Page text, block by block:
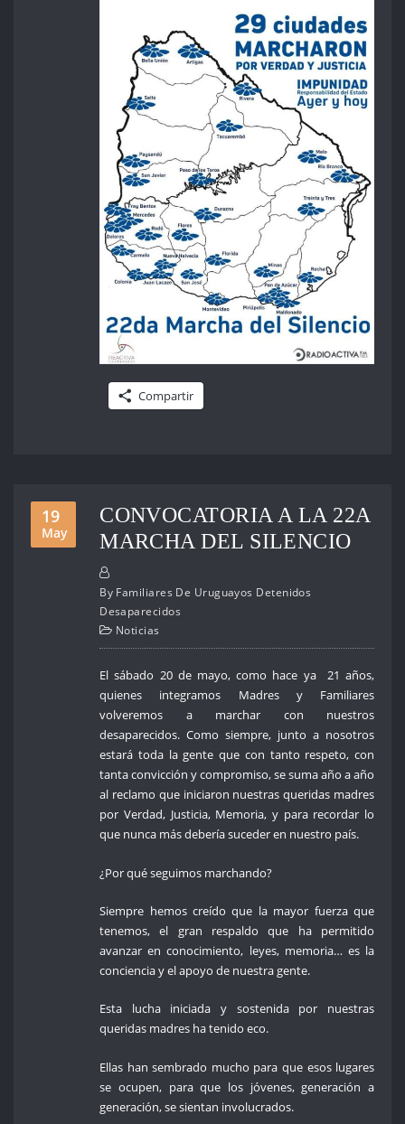
Compartir
19
May
CONVOCATORIA A LA 22A
MARCHA DEL SILENCIO
By Familiares De Uruguayos Detenidos
Desaparecidos
Noticias
El sábado 20 de mayo, como hace ya 21 años,
quienes integramos Madres y Familiares
volveremos a marchar con nuestros
desaparecidos. Como siempre, junto a nosotros
estará toda la gente que con tanto respeto, con
tanta convicción y compromiso, se suma año a año
al reclamo que iniciaron nuestras queridas madres
por Verdad, Justicia, Memoria, y para recordar lo
que nunca más debería suceder en nuestro país.
¿Por qué seguimos marchando?
Siempre hemos creído que la mayor fuerza que
tenemos, el gran respaldo que ha permitido
avanzar en conocimiento, leyes, memoria… es la
conciencia y el apoyo de nuestra gente.
Esta lucha iniciada y sostenida por nuestras
queridas madres ha tenido eco.
Ellas han sembrado mucho para que esos lugares
se ocupen, para que los jóvenes, generación a
generación, se sientan involucrados.